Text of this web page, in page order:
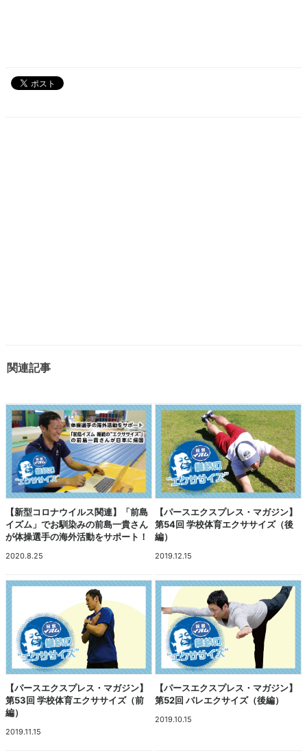
関連記事
【新型コロナウイルス関連】「前島
イズム」でお馴染みの前島一貴さん
が体操選手の海外活動をサポート！
2020.8.25
【パースエクスプレス・マガジン】
第54回 学校体育エクササイズ（後
編）
2019.12.15
【パースエクスプレス・マガジン】
第53回 学校体育エクササイズ（前
編）
2019.11.15
【パースエクスプレス・マガジン】
第52回 バレエクサイズ（後編）
2019.10.15